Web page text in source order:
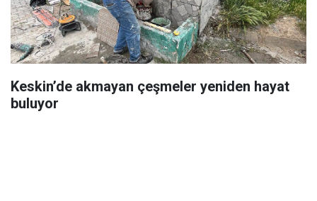
Keskin’de akmayan çeşmeler yeniden hayat
buluyor